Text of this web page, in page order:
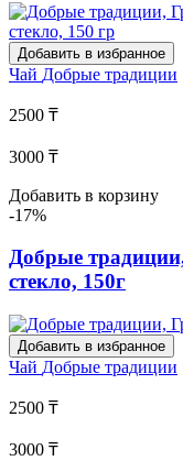
Добавить в избранное
Чай Добрые традиции
2500 ₸
3000 ₸
Добавить в корзину
-17%
Добрые
стекло, 150г
Добавить в избранное
Чай Добрые традиции
2500 ₸
3000 ₸